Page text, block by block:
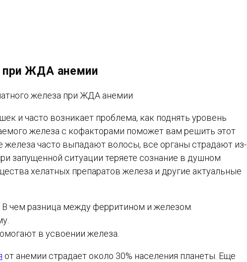
при ЖДА анемии
и часто возникает проблема, как поднять уровень
железа с кофакторами поможет вам решить этот
часто выпадают волосы, все органы страдают из-
запущенной ситуации теряете сознание в душном
хелатных препаратов железа и другие актуальные
чем разница между ферритином и железом.
в усвоении железа.
от анемии страдает около 30% населения планеты. Еще